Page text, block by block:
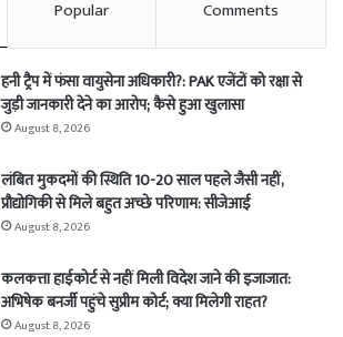
Popular Comments
हनी ट्रैप में फंसा वायुसेना अधिकारी?: PAK एजेंटों को रक्षा से
जुड़ी जानकारी देने का आरोप; कैसे हुआ खुलासा
August 8, 2026
लंबित मुकदमों की स्थिति 10-20 साल पहले जैसी नहीं,
प्रौद्योगिकी से मिले बहुत अच्छे परिणाम: सीजेआई
August 8, 2026
कलकत्ता हाईकोर्ट से नहीं मिली विदेश जाने की इजाजात:
अभिषेक बनर्जी पहुंचे सुप्रीम कोर्ट; क्या मिलेगी राहत?
August 8, 2026